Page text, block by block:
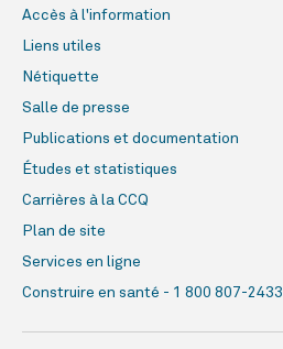
Accès à l'information
Liens utiles
Nétiquette
Salle de presse
Publications et documentation
Études et statistiques
Carrières à la CCQ
Plan de site
Services en ligne
Construire en santé - 1 800 807-2433